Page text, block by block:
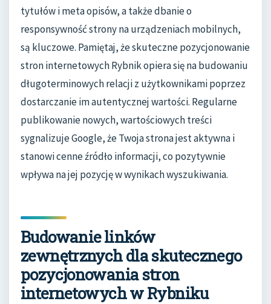
tytułów i meta opisów, a także dbanie o
responsywność strony na urządzeniach mobilnych,
są kluczowe. Pamiętaj, że skuteczne pozycjonowanie
stron internetowych Rybnik opiera się na budowaniu
długoterminowych relacji z użytkownikami poprzez
dostarczanie im autentycznej wartości. Regularne
publikowanie nowych, wartościowych treści
sygnalizuje Google, że Twoja strona jest aktywna i
stanowi cenne źródło informacji, co pozytywnie
wpływa na jej pozycję w wynikach wyszukiwania.
Budowanie linków
zewnętrznych dla skutecznego
pozycjonowania stron
internetowych w Rybniku